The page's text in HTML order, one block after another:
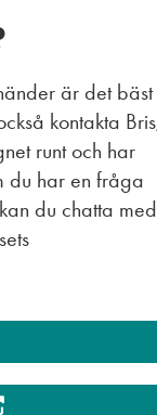
är det bäst
kontakta
runt och har
du har en fråga
du chatta med